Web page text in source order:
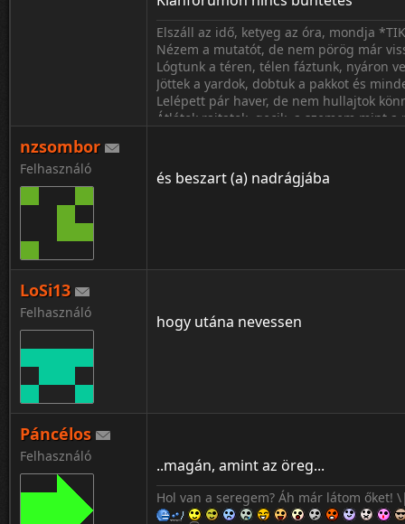
Elszáll az idő, ketyeg az óra, mondja
Nézem a mutatót, de nem pörög már
Lógtunk a téren, télen fáztunk, nyáron
Jöttek a yardok, dobtuk a pakkot és
Lelépett pár haver, de nem hullajtok
Átlátok rajtatok, gecik, a szemem mint a
Tudom, hogy honnan jöttem, a múltat
Vagyok ki vagyok, a vérem a
nzsombor
Felhasználó és beszart (a) nadrágjába
LoSi13
Felhasználó hogy utána nevessen
Páncélos
Felhasználó ..magán, amint az öreg...
Hol van a seregem? Áh már látom őket!